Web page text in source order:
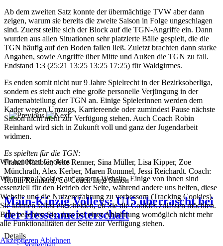
Ab dem zweiten Satz konnte der übermächtige TVW aber dann
zeigen, warum sie bereits die zweite Saison in Folge ungeschlagen
sind. Zuerst stellte sich der Block auf die TGN-Angriffe ein. Dann
wurden aus allen Situationen sehr platzierte Bälle gespielt, die die
TGN häufig auf den Boden fallen ließ. Zuletzt brachten dann starke
Angaben, sowie Angriffe über Mitte und Außen die TGN zu fall.
Endstand 1:3 (25:21 13:25 13:25 17:25) für Waldgirmes.
Es enden somit nicht nur 9 Jahre Spielrecht in der Bezirksoberliga,
sondern es steht auch eine große personelle Verjüngung in der
Damenabteilung der TGN an. Einige Spielerinnen werden dem
Kader wegen Umzugs, Karriereende oder zumindest Pause nächste
Saison nicht mehr zur Verfügung stehen. Auch Coach Robin
Reinhard wird sich in Zukunft voll und ganz der Jugendarbeit
widmen.
Es spielten für die TGN:
Franzi Nimbler, Jette Renner, Sina Müller, Lisa Kipper, Zoe
Münchrath, Alex Kerber, Maren Rommel, Jessi Reichardt. Coach:
Robin Reinhard, Co-Coach Inga Simon
Main-Kinzig Volleys: U15 überrascht bei
der Hessenmeisterschaft
Details
Wir benutzen Cookies
Wir nutzen Cookies auf unserer Website. Einige von ihnen sind
essenziell für den Betrieb der Seite, während andere uns helfen, diese
Website und die Nutzererfahrung zu verbessern (Tracking Cookies).
Sie können selbst entscheiden, ob Sie die Cookies zulassen möchten.
Bitte beachten Sie, dass bei einer Ablehnung womöglich nicht mehr
alle Funktionalitäten der Seite zur Verfügung stehen.
Akzeptieren Ablehnen